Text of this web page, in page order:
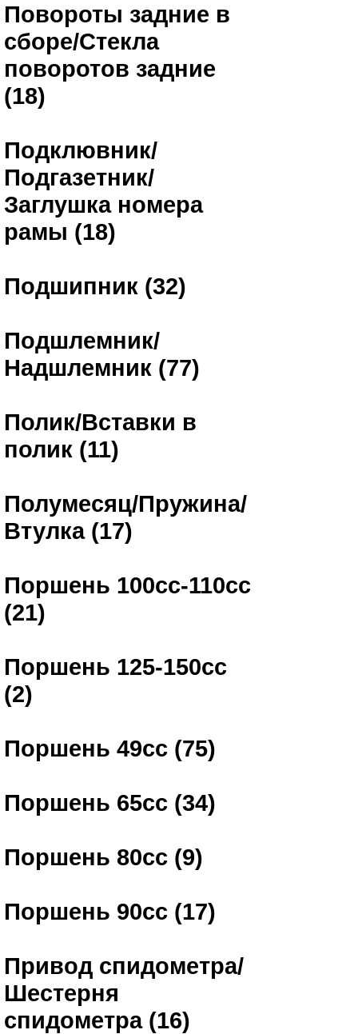
Повороты задние в
сборе/Стекла
поворотов задние
(18)
Подклювник/
Подгазетник/
Заглушка номера
рамы (18)
Подшипник (32)
Подшлемник/
Надшлемник (77)
Полик/Вставки в
полик (11)
Полумесяц/Пружина/
Втулка (17)
Поршень 100сс-110сс
(21)
Поршень 125-150сс
(2)
Поршень 49сс (75)
Поршень 65сс (34)
Поршень 80сс (9)
Поршень 90сс (17)
Привод спидометра/
Шестерня
спидометра (16)